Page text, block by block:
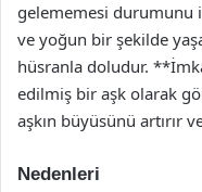
gelememesi durumunu
ve yoğun bir şekilde
hüsranla doludur.
edilmiş bir aşk olarak
aşkın büyüsünü artırır
Nedenleri